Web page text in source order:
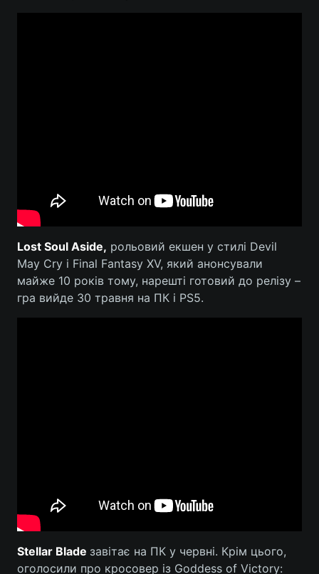
Lost Soul Aside, рольовий екшен у стилі Devil
May Cry і Final Fantasy XV, який анонсували
майже 10 років тому, нарешті готовий до релізу –
гра вийде 30 травня на ПК і PS5.
Stellar Blade завітає на ПК у червні. Крім цього,
оголосили про кросовер із Goddess of Victory: